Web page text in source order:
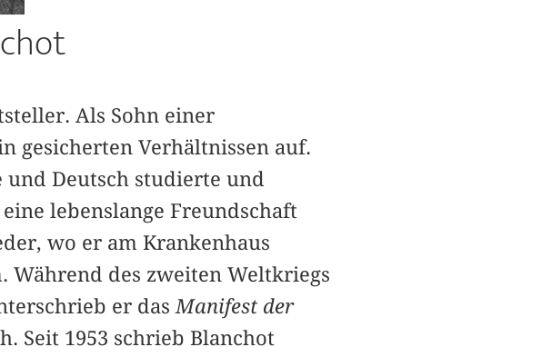
Als Sohn einer
gesicherten Verhältnissen auf.
und Deutsch studierte und
lebenslange Freundschaft
wo er am Krankenhaus
Während des zweiten Weltkriegs
er das Manifest der
Seit 1953 schrieb Blanchot